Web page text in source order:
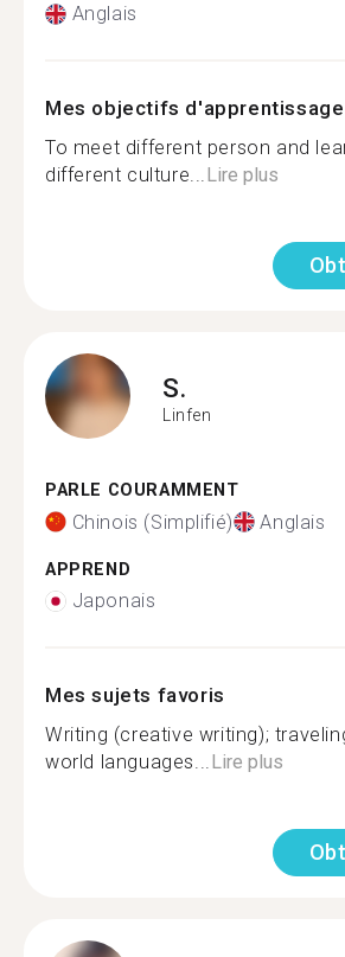
Anglais
Mes objectifs d'apprentissage
To meet different person and
different culture...Lire plus
S.
Linfen
PARLE COURAMMENT
Chinois (Simplifié) Anglais
APPREND
Japonais
Mes sujets favoris
Writing (creative writing);
world languages...Lire plus